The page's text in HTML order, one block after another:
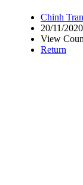
Chinh Tran
20/11/
View
Return